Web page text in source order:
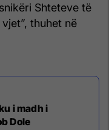
Shteteve të
thuhet në
i madh i
Dole